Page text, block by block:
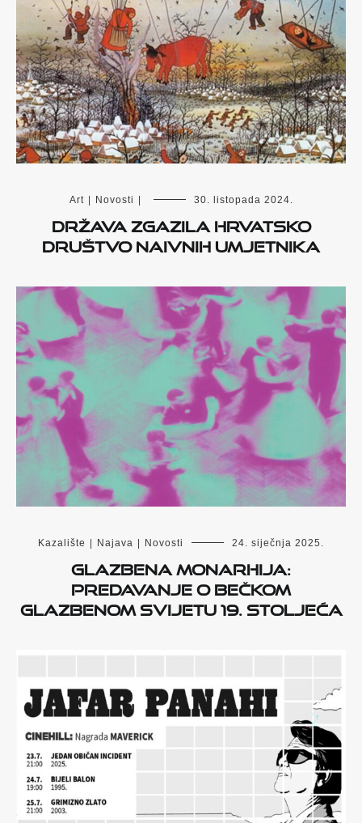
Art Novosti 30. listopada 2024.
DRŽAVA ZGAZILA HRVATSKO
DRUŠTVO NAIVNIH UMJETNIKA
Kazalište Najava Novosti 24. siječnja 2025.
Glazbena monarhija:
predavanje o Bečkom
glazbenom svijetu 19. stoljeća